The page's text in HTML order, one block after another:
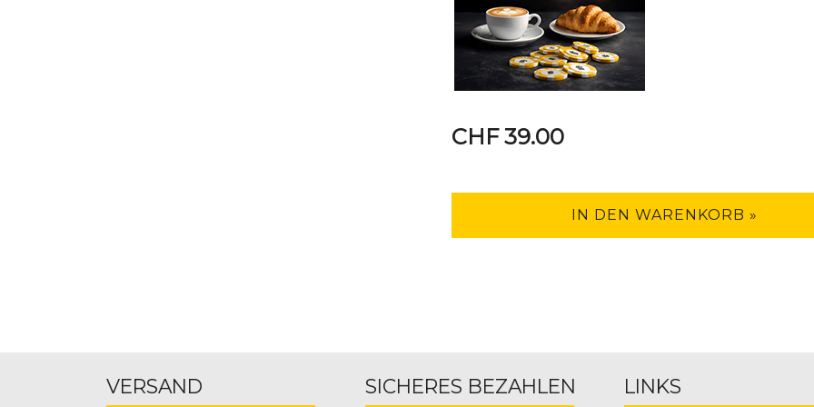
CHF 39.00
IN DEN WARENKORB »
VERSAND SICHERES BEZAHLEN LINKS